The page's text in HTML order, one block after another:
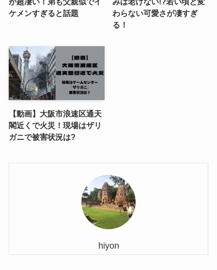
ケメンすぎると話題
わらない可愛さが凄すぎ
る！
【動画】大阪市浪速区通天
閣近くで火災！現場はザリ
ガニで被害状況は?
hiyon